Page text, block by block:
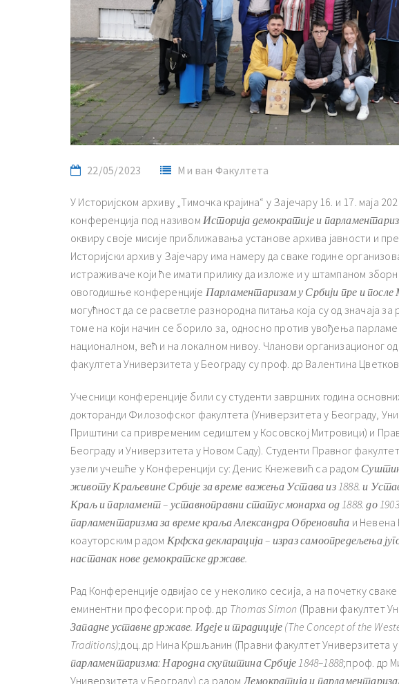
22/05/2023 Ми ван Факултета
У Историјском архиву „Тимочка крајина“ у Зајечару 16. и 17. маја
конференција под називом Историја демократије и
оквиру своје мисије приближавања установе архива јавности и
Историјски архив у Зајечару има намеру да сваке године
истраживаче који ће имати прилику да изложе и у штампаном
овогодишње конференције Парламентаризам у Србији пре и после
могућност да се расветле разнородна питања која су од значаја
томе на који начин се борило за, односно против увођења
националном, већ и на локалном нивоу. Чланови организационог
факултета Универзитета у Београду су проф. др Валентина
Учесници конференције били су студенти завршних година
докторанди Филозофског факултета (Универзитета у Београду,
Приштини са привременим седиштем у Косовској Митровици) и
Београду и Универзитета у Новом Саду). Студенти Правног
узели учешће у Конференцији су: Денис Кнежевић са радом
животу Краљевине Србије за време важења Устава из 1888. и У
Краљипарламент– уставноправни статусмонарха од1888.до1903
парламентаризма за време краља Александра Обреновића и Невена
коауторским радом Крфска декларација – израз самоопредељења
настанак нове демократске државе.
Рад Конференције одвијао се у неколико сесија, а на почетку
еминентни професори: проф. др Thomas Simon (Правни факултет
Западне уставне државе. Идеје и традиције (The Concept of the
Traditions);доц. др Нина Кршљанин (Правни факултет Универзитета
парламентаризма: Народна скупштина Србије 1848–1888;проф. др
Универзитета у Београду) са радомДемократија и